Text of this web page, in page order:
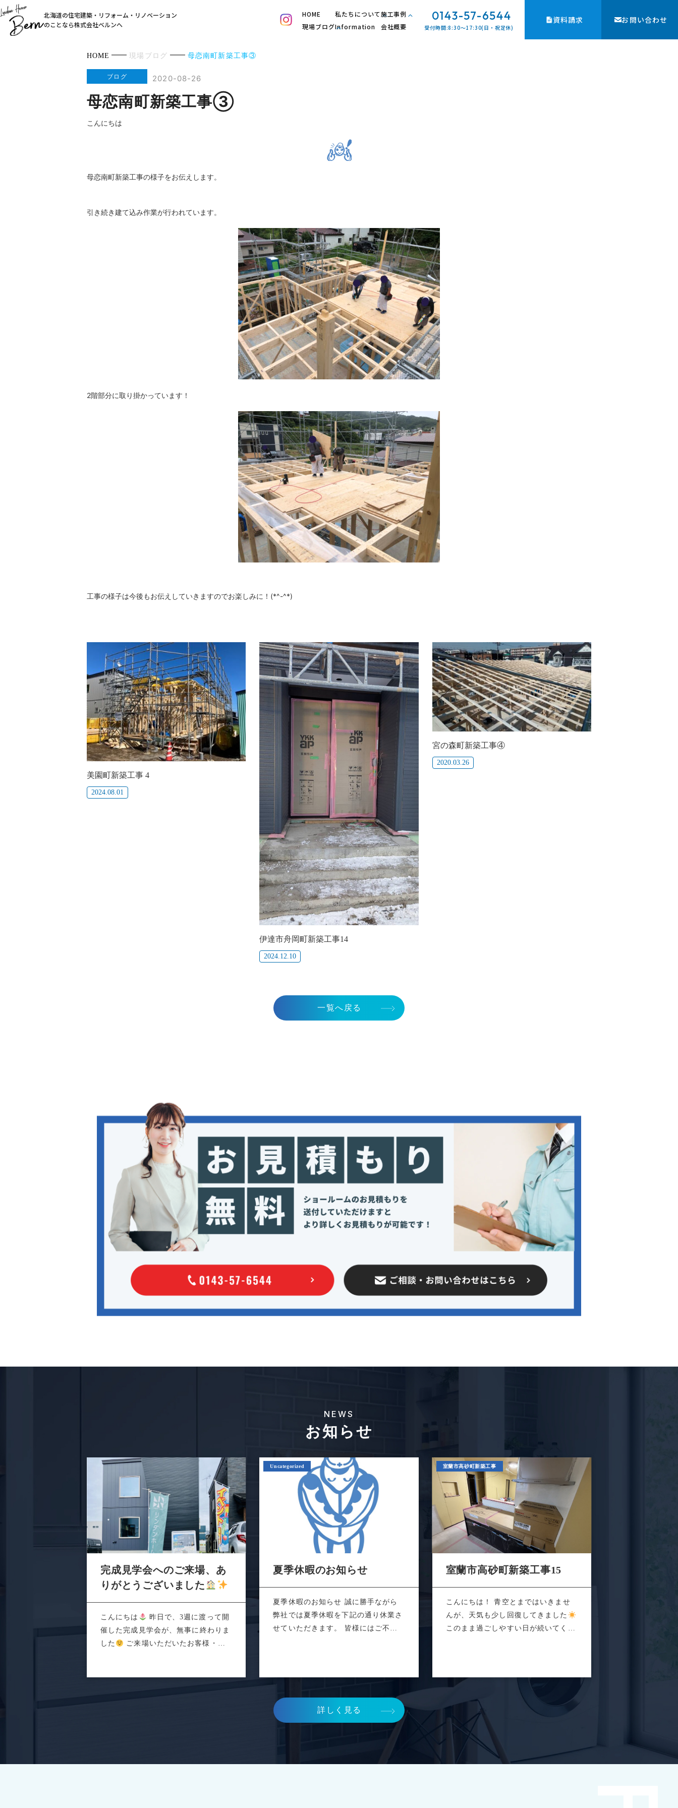
北海道の住宅建築・リフォーム・リノベーション
のことなら株式会社ベルンへ
HOME
現場ブログ
私たちについて
Information
施工事例
会社概要
0143-57-6544
受付時間:8:30〜17:30(日・祝定休)
資料請求 お問い合わせ
HOME 現場ブログ 母恋南町新築工事③
ブログ 2020-08-26
母恋南町新築工事③
こんにちは
母恋南町新築工事の様子をお伝えします。
引き続き建て込み作業が行われています。
2階部分に取り掛かっています！
工事の様子は今後もお伝えしていきますのでお楽しみに！(*^-^*)
美園町新築工事 4
2024.08.01
伊達市舟岡町新築工事14
2024.12.10
宮の森町新築工事④
2020.03.26
一覧へ戻る
NEWS
お知らせ
完成見学会へのご来場、あ
りがとうございました
こんにちは
昨日で、3週に渡って開
催した完成見学会が、無事に終わりま
した
ご来場いただいたお客様・関
Uncategorized
夏季休暇のお知らせ
夏季休暇のお知らせ 誠に勝手ながら
弊社では夏季休暇を下記の通り休業さ
せていただきます。 皆様にはご不便
室蘭市高砂町新築工事
室蘭市高砂町新築工事15
こんにちは！ 青空とまではいきませ
んが、天気も少し回復してきました
このまま過ごしやすい日が続いてくれ
詳しく見る